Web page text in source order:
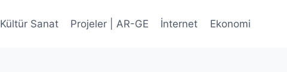
Kültür Sanat Projeler | AR-GE İnternet Ekonomi